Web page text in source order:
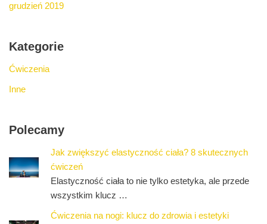
grudzień 2019
Kategorie
Ćwiczenia
Inne
Polecamy
Jak zwiększyć elastyczność ciała? 8 skutecznych
ćwiczeń
Elastyczność ciała to nie tylko estetyka, ale przede
wszystkim klucz …
Ćwiczenia na nogi: klucz do zdrowia i estetyki